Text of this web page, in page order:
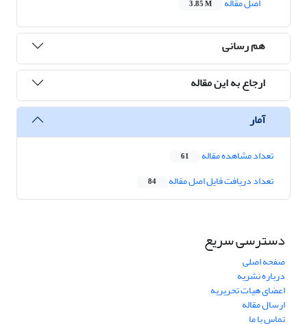
3.85 M
هم رسانی
ارجاع به این مقاله
آمار
تعداد مشاهده مقاله 61
تعداد دریافت فایل اصل مقاله 84
دسترسی سریع
صفحه اصلی
درباره نشریه
اعضای هیات تحریریه
ارسال مقاله
تماس با ما